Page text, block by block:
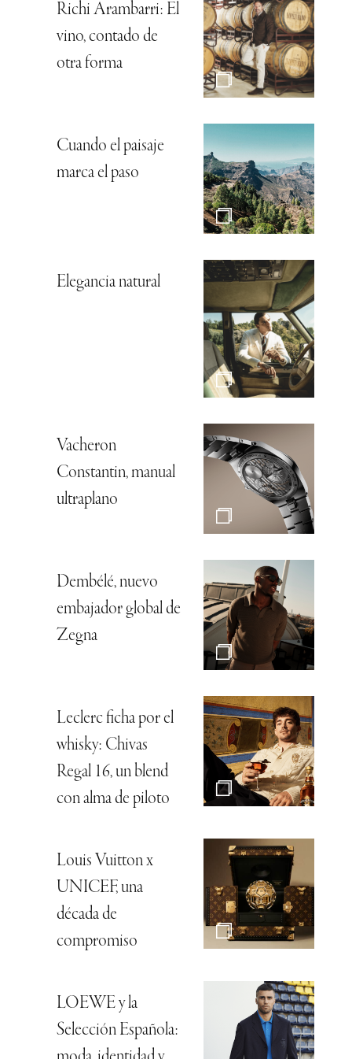
Richi Arambarri: El
vino, contado de
otra forma
Cuando el paisaje
marca el paso
Elegancia natural
Vacheron
Constantin, manual
ultraplano
Dembélé, nuevo
embajador global de
Zegna
Leclerc ficha por el
whisky: Chivas
Regal 16, un blend
con alma de piloto
Louis Vuitton x
UNICEF, una
década de
compromiso
LOEWE y la
Selección Española: